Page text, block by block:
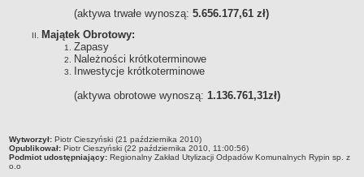
Historia Zakładu
FINANSE SPÓŁKI
Majątek Spółki
Wojewódzki Fundusz Ochrony Środowiska i Gospodarki Wodnej w
Europejski Fundndusz Rozwoju Regionalnego
TRYB ROZPATRYWANIA SPRAW
(aktywa trwałe wynoszą:5.656.177,61 zł)
Majątek Obrotowy:
Zapasy
Należności krótkoterminowe
Inwestycje krótkoterminowe
(aktywa obrotowe wynoszą:1.136.761,31zł)
metryczka
Wytworzył: Piotr Cieszyński (21 października 2010)
Opublikował: Piotr Cieszyński (22 października 2010, 11:00:56)
Podmiot udostępniający: Regionalny Zakład Utylizacji Odpadów Komunalnych Rypin sp. z
o.o